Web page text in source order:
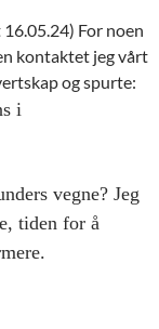
For noen
kontaktet jeg vårt
og spurte:
i
vegne? Jeg
tiden for å